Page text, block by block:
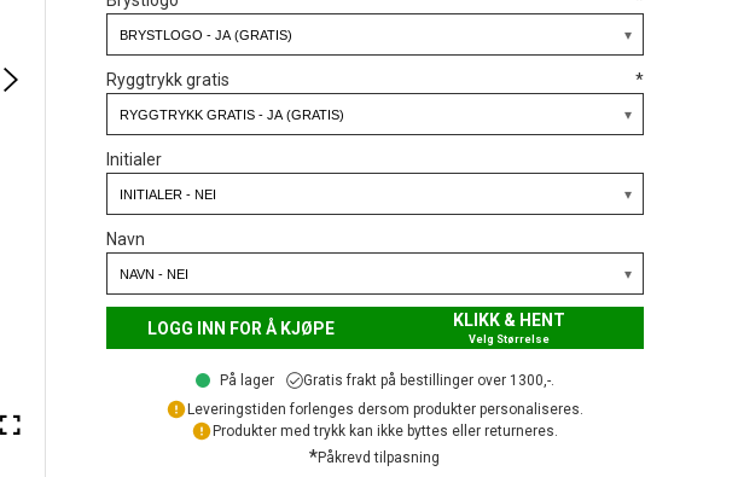
Ryggtrykk gratis *
Initialer
Navn
LOGG INN FOR Å KJØPE KLIKK & HENT
Velg Størrelse
På lager
Gratis frakt på bestillinger over 1300,-.
Leveringstiden forlenges dersom produkter personaliseres.
Produkter med trykk kan ikke byttes eller returneres.
*Påkrevd tilpasning